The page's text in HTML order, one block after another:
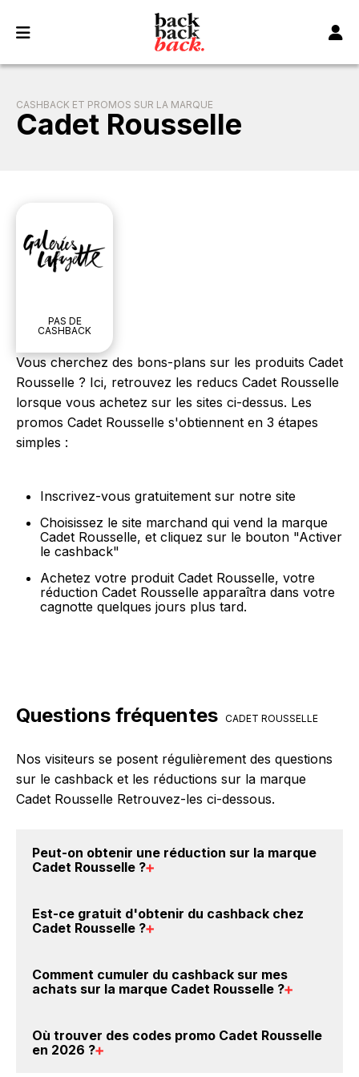
CASHBACK ET PROMOS SUR LA MARQUE
Cadet Rousselle
PAS DE
CASHBACK
Vous cherchez des bons-plans sur les produits Cadet
Rousselle ? Ici, retrouvez les reducs Cadet Rousselle
lorsque vous achetez sur les sites ci-dessus. Les
promos Cadet Rousselle s'obtiennent en 3 étapes
simples :
Inscrivez-vous gratuitement sur notre site
Choisissez le site marchand qui vend la marque
Cadet Rousselle, et cliquez sur le bouton "Activer
le cashback"
Achetez votre produit Cadet Rousselle, votre
réduction Cadet Rousselle apparaîtra dans votre
cagnotte quelques jours plus tard.
Questions fréquentes CADET ROUSSELLE
Nos visiteurs se posent régulièrement des questions
sur le cashback et les réductions sur la marque
Cadet Rousselle Retrouvez-les ci-dessous.
Peut-on obtenir une réduction sur la marque
Cadet Rousselle ?
crédités sur votre cagnotte BackBackBack lorsque
tient pas compte de vos éventuels bonus.
Est-ce gratuit d'obtenir du cashback chez
Cadet Rousselle ?
compte gratuitement pour cumuler vos réductions
cashback sur vos achats sur la marque Cadet
cashback chez Cadet Rousselle.
Comment cumuler du cashback sur mes
achats sur la marque Cadet Rousselle ?
Rousselle : Créez votre compte sur BackBackBack et
Où trouver des codes promo Cadet Rousselle
en 2026 ?